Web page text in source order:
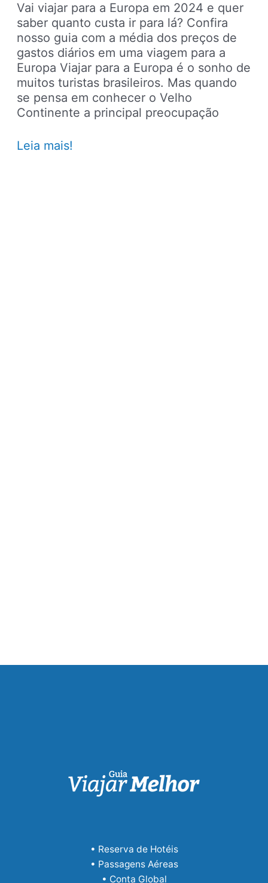
Vai viajar para a Europa em 2024 e quer
saber quanto custa ir para lá? Confira
nosso guia com a média dos preços de
gastos diários em uma viagem para a
Europa Viajar para a Europa é o sonho de
muitos turistas brasileiros. Mas quando
se pensa em conhecer o Velho
Continente a principal preocupação
Quanto
Leia mais!
• Reserva de Hotéis
• Passagens Aéreas
• Conta Global